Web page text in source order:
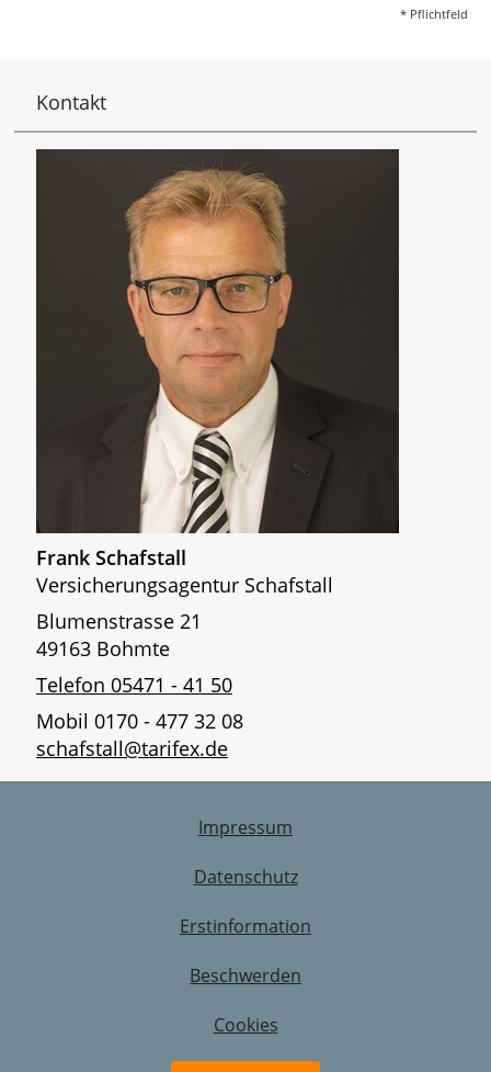
* Pflichtfeld
Kontakt
Frank Schafstall
Versicherungsagentur Schafstall
Blumenstrasse 21
49163 Bohmte
Telefon 05471 - 41 50
Mobil 0170 - 477 32 08
schafstall@tarifex.de
Impressum
Datenschutz
Erstinformation
Beschwerden
Cookies